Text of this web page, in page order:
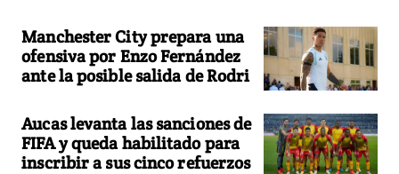
Manchester City prepara una
ofensiva por Enzo Fernández
ante la posible salida de Rodri
Aucas levanta las sanciones de
FIFA y queda habilitado para
inscribir a sus cinco refuerzos